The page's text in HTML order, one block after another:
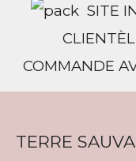
SITE
COMMANDE
TERRE